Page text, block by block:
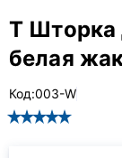
Т Шторка
белая
Код:003-W